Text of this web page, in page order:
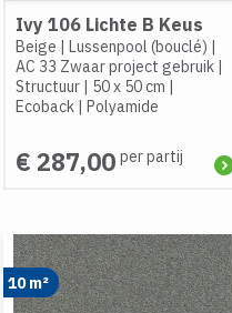
Ivy 106 Lichte B Keus
Beige | Lussenpool (bouclé) |
AC 33 Zwaar project gebruik|
Structuur| 50 x 50 cm |
Ecoback| Polyamide
€ 287,00 per partij
10 m²